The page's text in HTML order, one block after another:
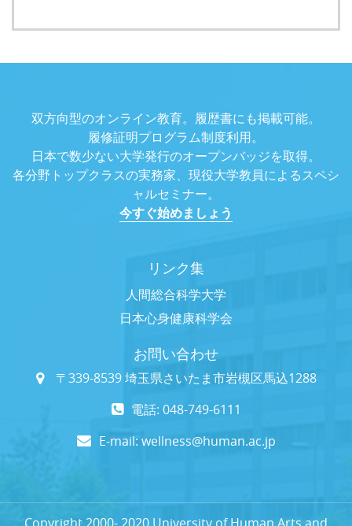
双方向型のオンライン教育。履歴書にも掲載可能。
履修証明プログラム制度利用。
日本で数少ない大学発行のオープンバッジを取得。
各分野トップクラスの実務家、現役大学教員によるスペシ
ャルセミナー。
今すぐ始めましょう
リンク集
人間総合科学大学
日本心身健康科学会
お問い合わせ
〒339-8539 埼玉県さいたま市岩槻区馬込1288
電話: 048-749-6111
E-mail: wellness@human.ac.jp